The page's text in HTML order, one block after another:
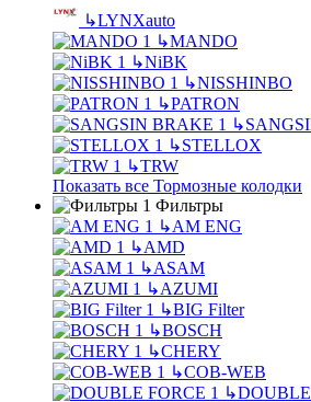
↳LYNXauto
↳MANDO
↳NiBK
↳NISSHINBO
↳PATRON
↳
↳STELLOX
↳TRW
Показать все Тормозные колодки
Фильтры
↳AM ENG
↳AMD
↳ASAM
↳AZUMI
↳BIG Filter
↳BOSCH
↳CHERY
↳COB-WEB
↳